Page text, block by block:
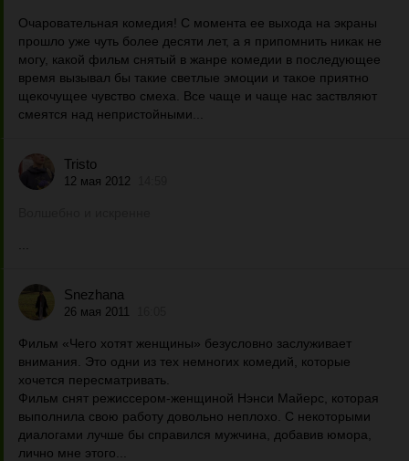
Очаровательная комедия! С момента ее выхода на экраны
прошло уже чуть более десяти лет, а я припомнить никак не
могу, какой фильм снятый в жанре комедии в последующее
время вызывал бы такие светлые эмоции и такое приятно
щекочущее чувство смеха. Все чаще и чаще нас заствляют
смеятся над непристойными...
Tristo
12 мая 2012
Snezhana
26 мая 2011
Фильм «Чего хотят женщины» безусловно заслуживает
внимания. Это одни из тех немногих комедий, которые
хочется пересматривать.
Фильм снят режиссером-женщиной Нэнси Майерс, которая
выполнила свою работу довольно неплохо. С некоторыми
диалогами лучше бы справился мужчина, добавив юмора,
лично мне этого...